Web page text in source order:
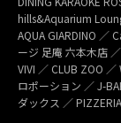
hills&Aquarium
AQUA GIARDINO ／
ージ 足庵 六本木店
VIVI ／ CLUB ZOO
ロポーション ／ J-
ダックス ／